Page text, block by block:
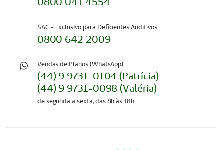
SAC - Exclusivo para Deficientes Auditivos
0800 642 2009
Vendas de Planos (WhatsApp)
(44) 9 9731-0104 (Patrícia)
(44) 9 9731-0098 (Valéria)
de segunda a sexta, das 8h às 18h